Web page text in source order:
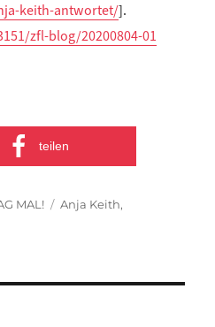
keith-antwortet/].
zfl-blog/20200804-01
teilen
MAL! Schlagwörter
Anja Keith,